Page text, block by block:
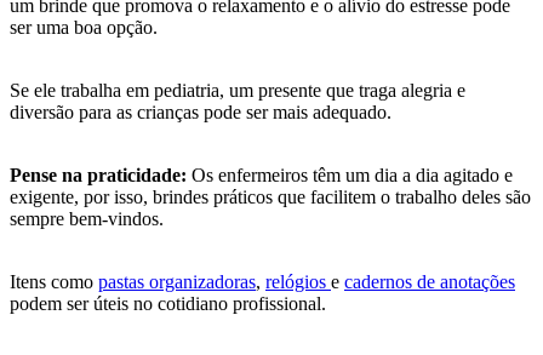
um brinde que promova o relaxamento e o alívio do estresse pode
ser uma boa opção.
Se ele trabalha em pediatria, um presente que traga alegria e
diversão para as crianças pode ser mais adequado.
Pense na praticidade: Os enfermeiros têm um dia a dia agitado e
exigente, por isso, brindes práticos que facilitem o trabalho deles são
sempre bem-vindos.
Itens como pastas organizadoras, relógios e cadernos de anotações
podem ser úteis no cotidiano profissional.